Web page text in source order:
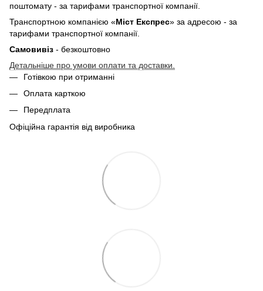
поштомату - за тарифами транспортної компанії.
Транспортною компанією «Міст Експрес» за адресою - за
тарифами транспортної компанії.
Самовивіз - безкоштовно
Детальніше про умови оплати та доставки.
Готівкою при отриманні
Оплата карткою
Передплата
Офіційна гарантія від виробника